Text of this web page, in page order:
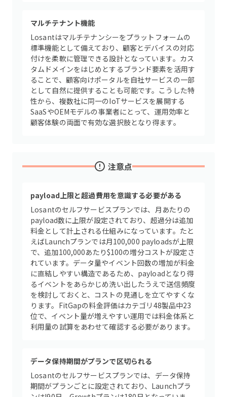
マルチテナント機能
Losantはマルチテナンシーをプラットフォームの
標準機能として備えており、顧客とデバイスの対応
付けを柔軟に管理できる設計となっています。カス
タムドメインをはじめとするブランド要素を活用す
ることで、顧客向けポータルを自社サービスの一部
として自然に提供することも可能です。こうした特
性から、複数社に同一のIoTサービスを展開する
SaaSやOEMモデルの事業者にとって、運用効率と
顧客体験の両面で有効な選択肢となり得ます。
注意点
payload上限と超過費用を意識する必要がある
Losantのセルフサービスプランでは、月あたりの
payload数に上限が設定されており、超過分は追加
料金として計上される仕組みになっています。たと
えばLaunchプランでは月100,000 payloadsが上限
で、追加100,000あたり$100の増分コストが設定さ
れています。データ量やイベント回数の増加が料金
に直結しやすい構造であるため、payloadとなり得
るイベントをあらかじめ洗い出したうえで送信頻度
を検討しておくと、コストの見通しを立てやすくな
ります。FitGapの料金評価はカテゴリ48製品中23
位で、イベント量が増えやすい運用では料金体系と
利用量の試算をあわせて確認する必要があります。
データ保持期間がプランで区切られる
Losantのセルフサービスプランでは、データ保持
期間がプランごとに設定されており、Launchプラ